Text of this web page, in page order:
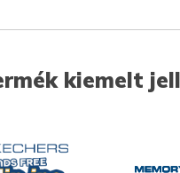
kiemelt